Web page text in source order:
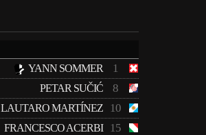
YANN SOMMER 1
PETAR SUČIĆ 8
LAUTARO MARTÍNEZ 10
FRANCESCO ACERBI 15